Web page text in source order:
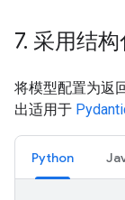
7. 采用结构
将模型配置为返
出适用于
Python